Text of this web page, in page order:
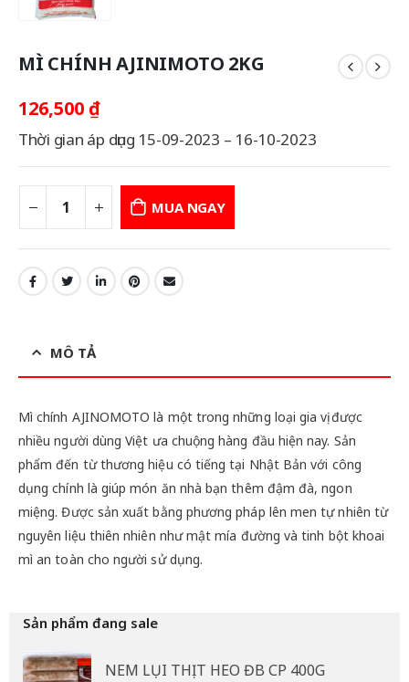
MÌ CHÍNH AJINIMOTO 2KG
126,500 ₫
Thời gian áp dụng 15-09-2023 – 16-10-2023
MUA NGAY
MÔ TẢ
Mì chính AJINOMOTO là một trong những loại gia vị được
nhiều người dùng Việt ưa chuộng hàng đầu hiện nay. Sản
phẩm đến từ thương hiệu có tiếng tại Nhật Bản với công
dụng chính là giúp món ăn nhà bạn thêm đậm đà, ngon
miệng. Được sản xuất bằng phương pháp lên men tự nhiên từ
nguyên liệu thiên nhiên như mật mía đường và tinh bột khoai
mì an toàn cho người sử dụng.
Sản phẩm đang sale
NEM LỤI THỊT HEO ĐB CP 400G